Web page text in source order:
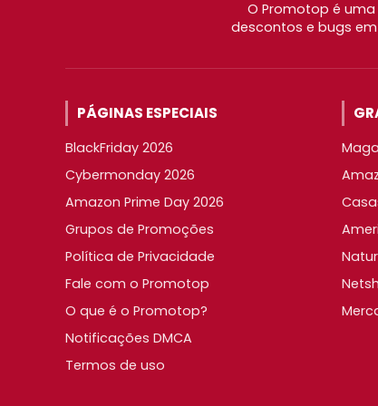
O Promotop é
descontos e bugs
PÁGINAS ESPECIAIS
BlackFriday 2026
Cybermonday 2026
Amazon Prime Day 2026
Grupos de Promoções
Política de Privacidade
Fale com o Promotop
O que é o Promotop?
Notificações DMCA
Termos de uso